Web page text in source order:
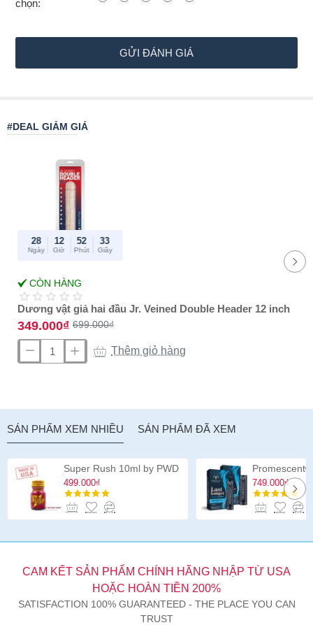
ì
n
chọn:
GỬI ĐÁNH GIÁ
#DEAL GIẢM GIÁ
Best Amazon
reviews
28
Ngày
12
Giờ
52
Phút
33
Giây
CÒN HÀNG
Dương vật giả hai đầu Jr. Veined Double Header 12 inch
349.000₫ 699.000₫
Jr.
Double
Header
inch
Thêm giỏ hàng
SẢN PHẨM XEM NHIỀU SẢN PHẨM ĐÃ XEM
Super Rush 10ml by PWD
499.000₫ 749.000₫
CAM KẾT SẢN PHẨM CHÍNH HÃNG NHẬP TỪ USA
HOẶC HOÀN TIỀN 200%
SATISFACTION 100% GUARANTEED - THE PLACE YOU CAN
TRUST